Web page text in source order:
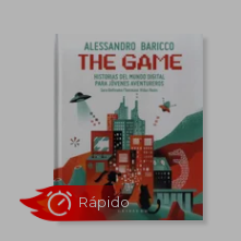
25% S/ 90,00